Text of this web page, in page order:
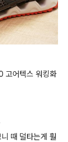
고어텍스 워킹화
때 덜타는게 훨